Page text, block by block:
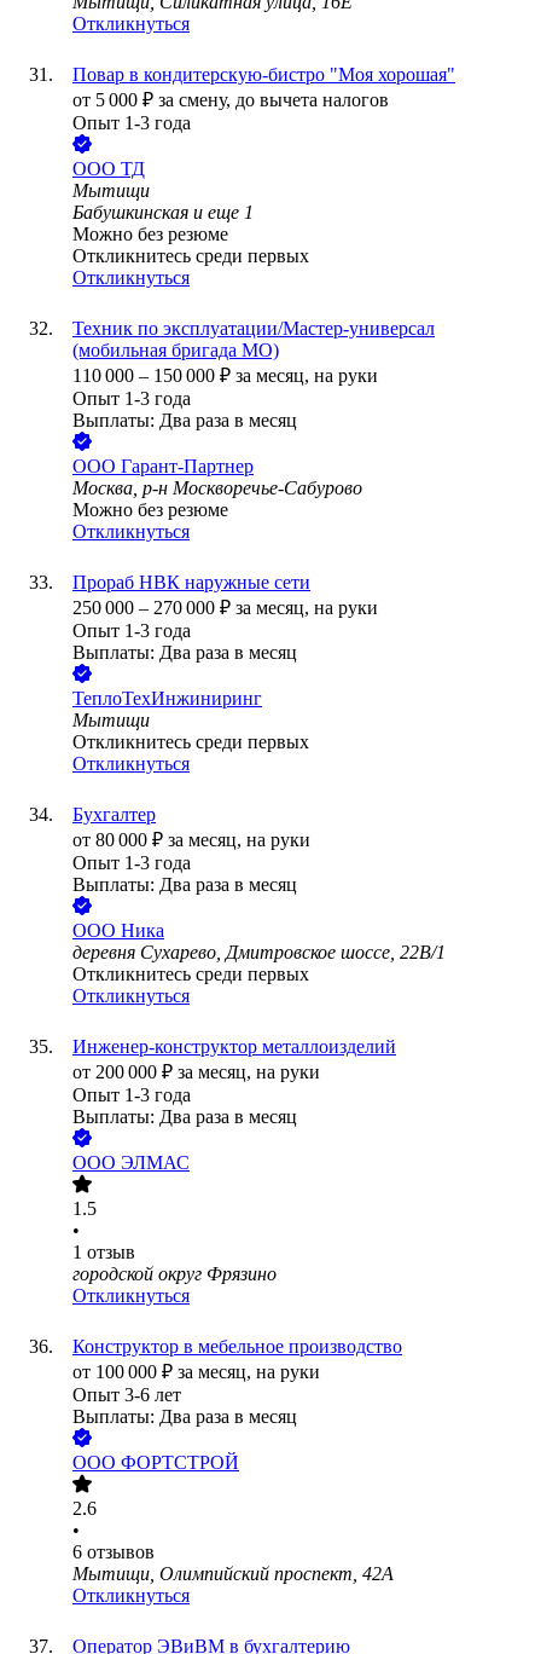
Откликнуться
Повар в кондитерскую-бистро "Моя хорошая"
от 5 000 ₽ за смену, до вычета налогов
Опыт 1-3 года
ООО ТД
Мытищи
Бабушкинская и еще 1
Можно без резюме
Откликнитесь среди первых
Откликнуться
Техник по эксплуатации/Мастер-универсал
(мобильная бригада МО)
110 000 – 150 000 ₽ за месяц, на руки
Опыт 1-3 года
Выплаты: Два раза в месяц
ООО Гарант-Партнер
Москва, р-н Москворечье-Сабурово
Можно без резюме
Откликнуться
Прораб НВК наружные сети
250 000 – 270 000 ₽ за месяц, на руки
Опыт 1-3 года
Выплаты: Два раза в месяц
ТеплоТехИнжиниринг
Мытищи
Откликнитесь среди первых
Откликнуться
Бухгалтер
от 80 000 ₽ за месяц, на руки
Опыт 1-3 года
Выплаты: Два раза в месяц
ООО Ника
деревня Сухарево, Дмитровское шоссе, 22В/1
Откликнитесь среди первых
Откликнуться
Инженер-конструктор металлоизделий
от 200 000 ₽ за месяц, на руки
Опыт 1-3 года
Выплаты: Два раза в месяц
ООО ЭЛМАС
1.5
•
1 отзыв
городской округ Фрязино
Откликнуться
Конструктор в мебельное производство
от 100 000 ₽ за месяц, на руки
Опыт 3-6 лет
Выплаты: Два раза в месяц
ООО ФОРТСТРОЙ
2.6
•
6 отзывов
Мытищи, Олимпийский проспект, 42А
Откликнуться
Оператор ЭВиВМ в бухгалтерию